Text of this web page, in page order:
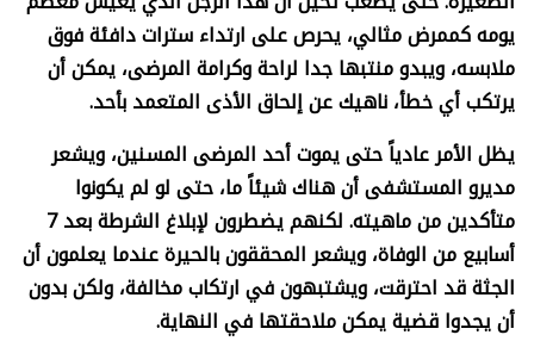
يومه كممرض مثالي، يحرص على ارتداء سترات دافئة فوق
ملابسه، ويبدو منتبها جدا لراحة وكرامة المرضى، يمكن أن
يرتكب أي خطأ، ناهيك عن إلحاق الأذى المتعمد بأحد.
يظل الأمر عادياً حتى يموت أحد المرضى المسنين، ويشعر
مديرو المستشفى أن هناك شيئاً ما، حتى لو لم يكونوا
متأكدين من ماهيته. لكنهم يضطرون لإبلاغ الشرطة بعد 7
أسابيع من الوفاة، ويشعر المحققون بالحيرة عندما يعلمون أن
الجثة قد احترقت، ويشتبهون في ارتكاب مخالفة، ولكن بدون
أن يجدوا قضية يمكن ملاحقتها في النهاية.